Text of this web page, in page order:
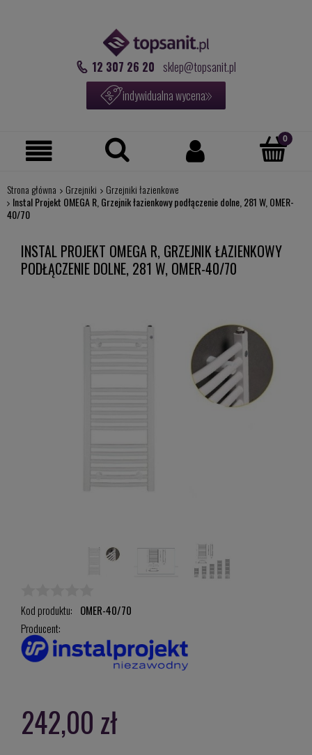
12 307 26 20 sklep@topsanit.pl
indywidualna wycena
Strona główna Grzejniki
Grzejniki łazienkowe
Instal Projekt OMEGA R, Grzejnik łazienkowy podłączenie dolne, 281 W, OMER-
40/70
INSTAL PROJEKT OMEGA R, GRZEJNIK ŁAZIENKOWY
PODŁĄCZENIE DOLNE, 281 W, OMER-40/70
Kod produktu: OMER-40/70
Producent:
242,00 zł